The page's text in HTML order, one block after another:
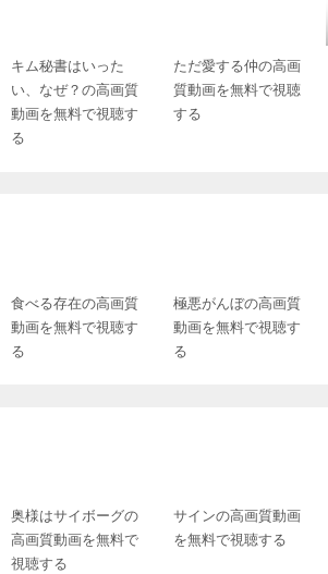
キム秘書はいった
い、なぜ？の高画質
動画を無料で視聴す
る
ただ愛する仲の高画
質動画を無料で視聴
する
食べる存在の高画質
動画を無料で視聴す
る
極悪がんぼの高画質
動画を無料で視聴す
る
奥様はサイボーグの
高画質動画を無料で
視聴する
サインの高画質動画
を無料で視聴する